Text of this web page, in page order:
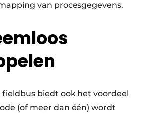
van procesgegevens.
fieldbus biedt ook het voordeel
(of meer dan één) wordt